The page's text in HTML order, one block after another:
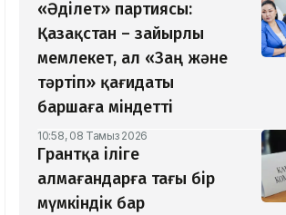
«Әділет» партиясы:
Қазақстан – зайырлы
мемлекет, ал «Заң және
тәртіп» қағидаты
баршаға міндетті
10:58, 08 Тамыз 2026
Грантқа іліге
алмағандарға тағы бір
мүмкіндік бар